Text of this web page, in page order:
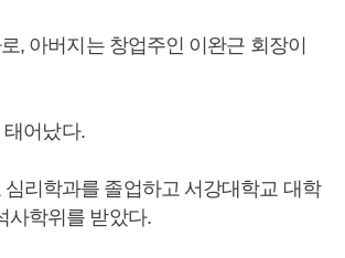
, 아버지는 창업주인 이완근 회장이
태어났다.
리학과를 졸업하고 서강대학교 대학
사학위를 받았다.